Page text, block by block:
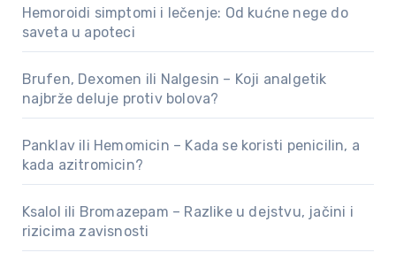
Hemoroidi simptomi i lečenje: Od kućne nege do
saveta u apoteci
Brufen, Dexomen ili Nalgesin – Koji analgetik
najbrže deluje protiv bolova?
Panklav ili Hemomicin – Kada se koristi penicilin, a
kada azitromicin?
Ksalol ili Bromazepam – Razlike u dejstvu, jačini i
rizicima zavisnosti